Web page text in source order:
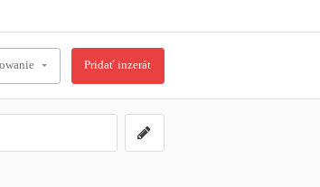
Pridať inzerát